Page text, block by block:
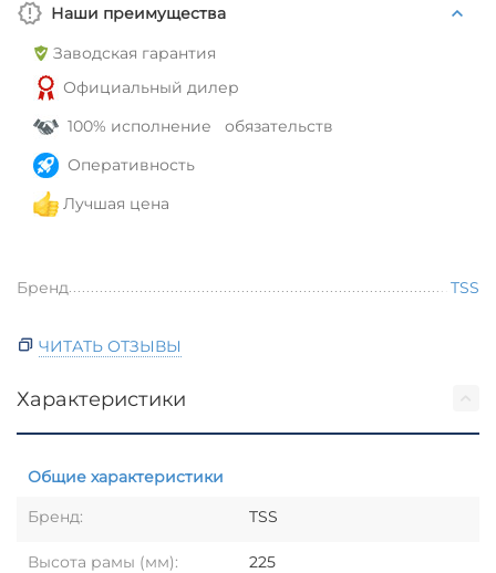
Наши преимущества
Заводская гарантия
Официальный дилер
100% исполнение обязательств
Оперативность
Лучшая цена
Бренд TSS
ЧИТАТЬ ОТЗЫВЫ
Характеристики
Общие характеристики
Бренд:
TSS
Высота рамы (мм): 225